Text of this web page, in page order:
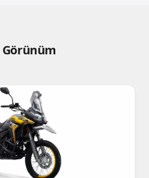
Görünüm